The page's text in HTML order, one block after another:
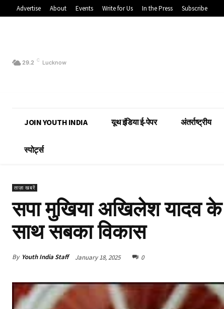
Advertise About Events Write for Us In the Press Subscribe
29.2 C Lucknow
JOIN YOUTH INDIA यूथ इंडिया ई-पेपर अंतर्राष्ट्रीय
स्पोर्ट्स
ताज़ा खबरें
सपा मुखिया अखिलेश यादव
साथ सबका विकास
By Youth India Staff January 18, 2025 0